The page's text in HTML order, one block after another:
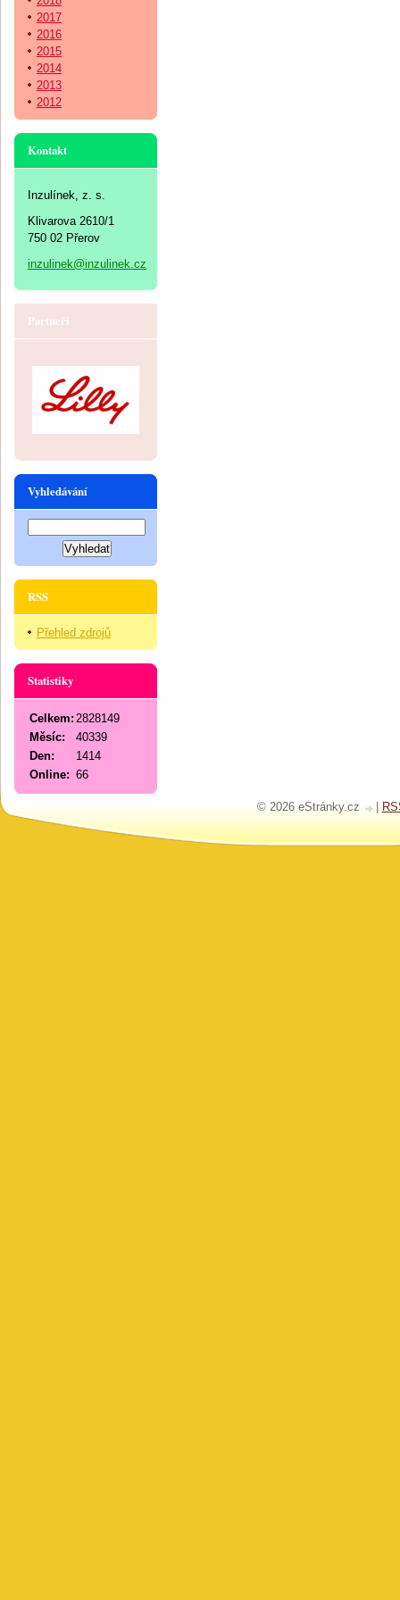
2017
2016
2015
2014
2013
2012
Kontakt
Inzulínek, z. s.
Klivarova 2610/1
750 02 Přerov
inzulinek@inzulinek.cz
Partneři
Vyhledávání
RSS
Přehled zdrojů
Statistiky
Online: 66
Celkem: 2828149
Měsíc:
40339
Den:
1414
© 2026 eStránky.cz